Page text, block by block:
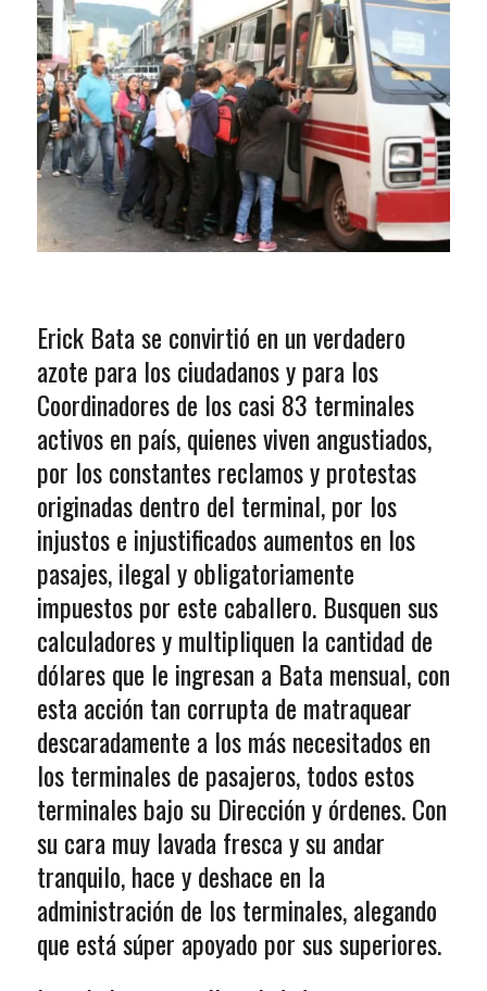
Erick Bata se convirtió en un verdadero
azote para los ciudadanos y para los
Coordinadores de los casi 83 terminales
activos en país, quienes viven angustiados,
por los constantes reclamos y protestas
originadas dentro del terminal, por los
injustos e injustificados aumentos en los
pasajes, ilegal y obligatoriamente
impuestos por este caballero. Busquen sus
calculadores y multipliquen la cantidad de
dólares que le ingresan a Bata mensual, con
esta acción tan corrupta de matraquear
descaradamente a los más necesitados en
los terminales de pasajeros, todos estos
terminales bajo su Dirección y órdenes. Con
su cara muy lavada fresca y su andar
tranquilo, hace y deshace en la
administración de los terminales, alegando
que está súper apoyado por sus superiores.